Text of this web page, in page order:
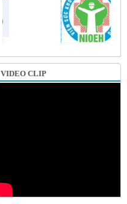
VIDEO CLIP